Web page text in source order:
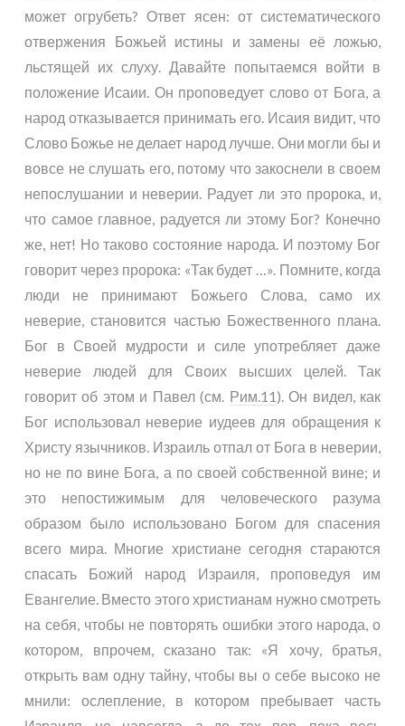
может огрубеть? Ответ ясен: от систематического
отвержения Божьей истины и замены её ложью,
льстящей их слуху. Давайте попытаемся войти в
положение Исаии. Он проповедует слово от Бога, а
народ отказывается принимать его. Исаия видит, что
Слово Божье не делает народ лучше. Они могли бы и
вовсе не слушать его, потому что закоснели в своем
непослушании и неверии. Радует ли это пророка, и,
что самое главное, радуется ли этому Бог? Конечно
же, нет! Но таково состояние народа. И поэтому Бог
говорит через пророка: «Так будет …». Помните, когда
люди не принимают Божьего Слова, само их
неверие, становится частью Божественного плана.
Бог в Своей мудрости и силе употребляет даже
неверие людей для Своих высших целей. Так
говорит об этом и Павел (см. Рим.11 ). Он видел, как
Бог использовал неверие иудеев для обращения к
Христу язычников. Израиль отпал от Бога в неверии,
но не по вине Бога, а по своей собственной вине; и
это непостижимым для человеческого разума
образом было использовано Богом для спасения
всего мира. Многие христиане сегодня стараются
спасать Божий народ Израиля, проповедуя им
Евангелие. Вместо этого христианам нужно смотреть
на себя, чтобы не повторять ошибки этого народа, о
котором, впрочем, сказано так: «Я хочу, братья,
открыть вам одну тайну, чтобы вы о себе высоко не
мнили: ослепление, в котором пребывает часть